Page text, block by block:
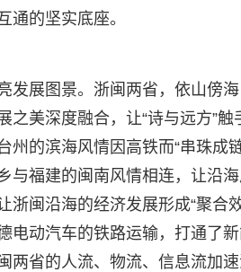
通的坚实底座。
发展图景。浙闽两省，依山傍
之美深度融合，让“诗与远方”
州的滨海风情因高铁而“串珠成
与福建的闽南风情相连，让沿
浙闽沿海的经济发展形成“聚合
电动汽车的铁路运输，打通了
两省的人流、物流、信息流加